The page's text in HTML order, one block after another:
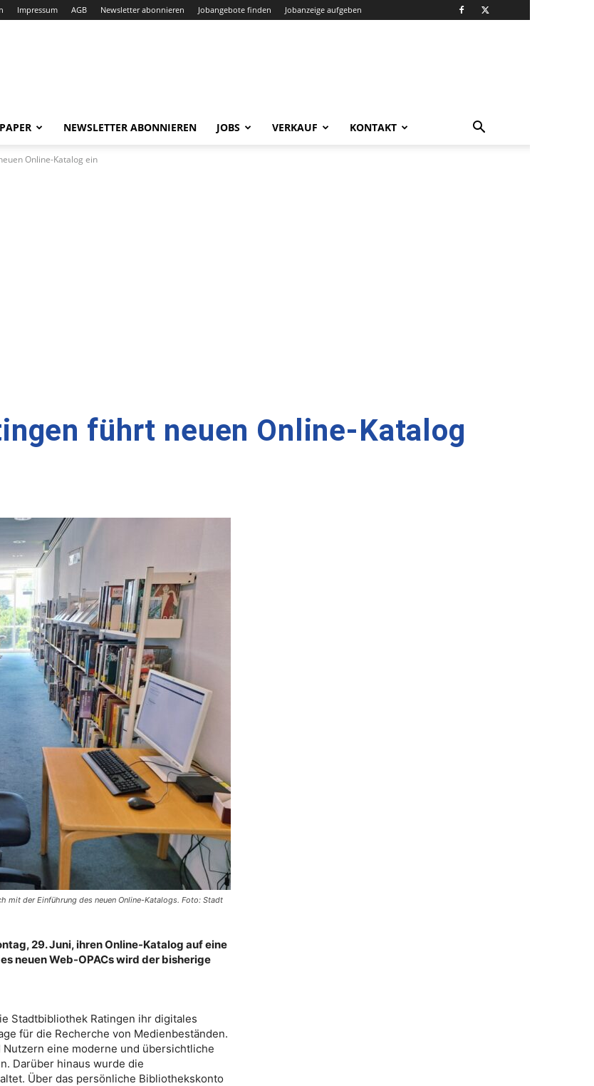
Impressum AGB Newsletter abonnieren Jobangebote finden Jobanzeige aufgeben
NEWSLETTER ABONNIEREN JOBS VERKAUF KONTAKT
Online-Katalog ein
führt neuen Online-Katalog
der Einführung des neuen Online-Katalogs. Foto: Stadt
29. Juni, ihren Online-Katalog auf eine
neuen Web-OPACs wird der bisherige
Stadtbibliothek Ratingen ihr digitales
für die Recherche von Medienbeständen.
eine moderne und übersichtliche
Darüber hinaus wurde die
Über das persönliche Bibliothekskonto